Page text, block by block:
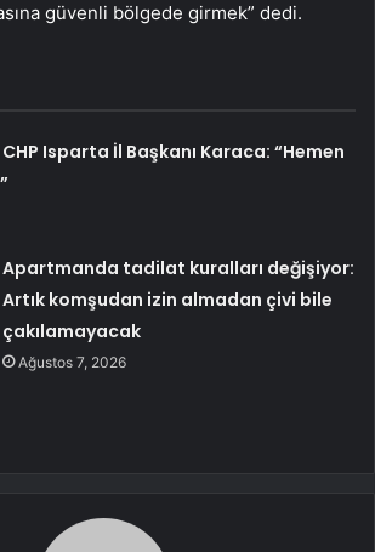
güvenli bölgede girmek” dedi.
Isparta İl Başkanı Karaca: “Hemen
Apartmanda tadilat kuralları değişiyor:
Artık komşudan izin almadan çivi bile
çakılamayacak
Ağustos 7, 2026